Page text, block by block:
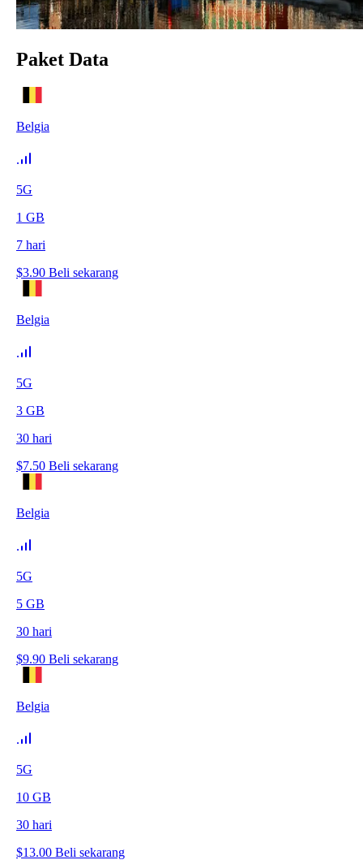
Paket Data
Belgia
5G
1 GB
7 hari
$3.90 Beli sekarang
Belgia
5G
3 GB
30 hari
$7.50 Beli sekarang
Belgia
5G
5 GB
30 hari
$9.90 Beli sekarang
Belgia
5G
10 GB
30 hari
$13.00 Beli sekarang